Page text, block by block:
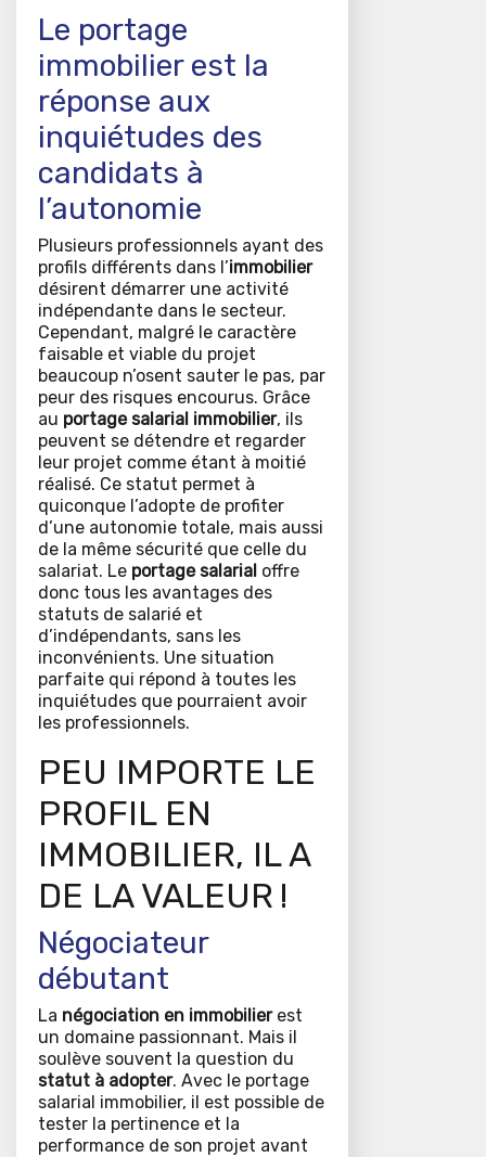
Le portage
immobilier est la
réponse aux
inquiétudes des
candidats à
l’autonomie
Plusieurs professionnels ayant des
profils différents dans l’immobilier
désirent démarrer une activité
indépendante dans le secteur.
Cependant, malgré le caractère
faisable et viable du projet
beaucoup n’osent sauter le pas, par
peur des risques encourus. Grâce
au portage salarial immobilier, ils
peuvent se détendre et regarder
leur projet comme étant à moitié
réalisé. Ce statut permet à
quiconque l’adopte de profiter
d’une autonomie totale, mais aussi
de la même sécurité que celle du
salariat. Le portage salarial offre
donc tous les avantages des
statuts de salarié et
d’indépendants, sans les
inconvénients. Une situation
parfaite qui répond à toutes les
inquiétudes que pourraient avoir
les professionnels.
PEU IMPORTE LE
PROFIL EN
IMMOBILIER, IL A
DE LA VALEUR !
Négociateur
débutant
La négociation en immobilierest
un domaine passionnant. Mais il
soulève souvent la question du
statut à adopter. Avec le portage
salarial immobilier, il est possible de
tester la pertinence et la
performance de son projet avant